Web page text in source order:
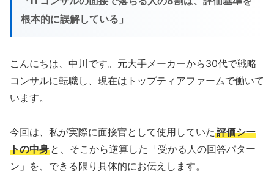
根本的に誤解している」
こんにちは、中川です。元大手メーカーから30代で戦略
コンサルに転職し、現在はトップティアファームで働いて
います。
今回は、私が実際に面接官として使用していた 評価シー
トの中身 と、そこから逆算した「受かる人の回答パター
ン」を、できる限り具体的にお伝えします。